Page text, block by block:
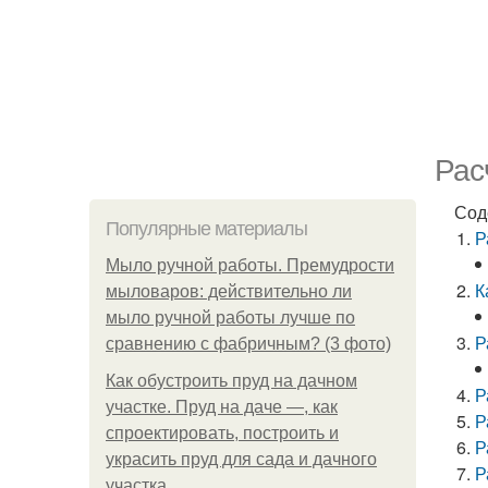
Популярные материалы
Мыло ручной работы. Премудрости
мыловаров: действительно ли
мыло ручной работы лучше по
сравнению с фабричным? (3 фото)
Как обустроить пруд на дачном
участке. Пруд на даче —, как
спроектировать, построить и
украсить пруд для сада и дачного